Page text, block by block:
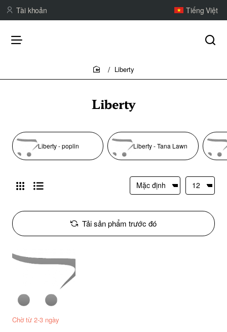
Tài khoản Tiếng Việt
Liberty
home
Liberty
Liberty - poplin Liberty - Tana Lawn
Tải sản phẩm trước đó
Chờ từ 2-3 ngày